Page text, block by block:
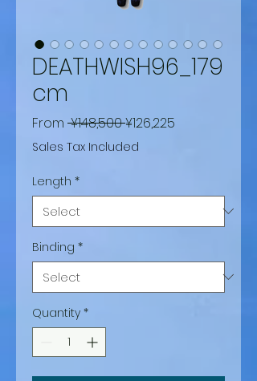
DEATHWISH96_179
cm
From ¥148,500 Regular
Price
¥126,225
Sales Tax Included
Length *
Binding *
Quantity *